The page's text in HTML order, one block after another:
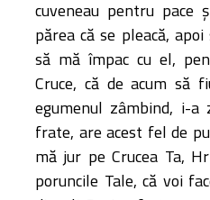
cuveneau pentru
părea că se pleacă,
să mă împac cu el,
Cruce, că de acum să
egumenul zâmbind, i-
frate, are acest fel de
mă jur pe Crucea Ta,
poruncile Tale, că voi